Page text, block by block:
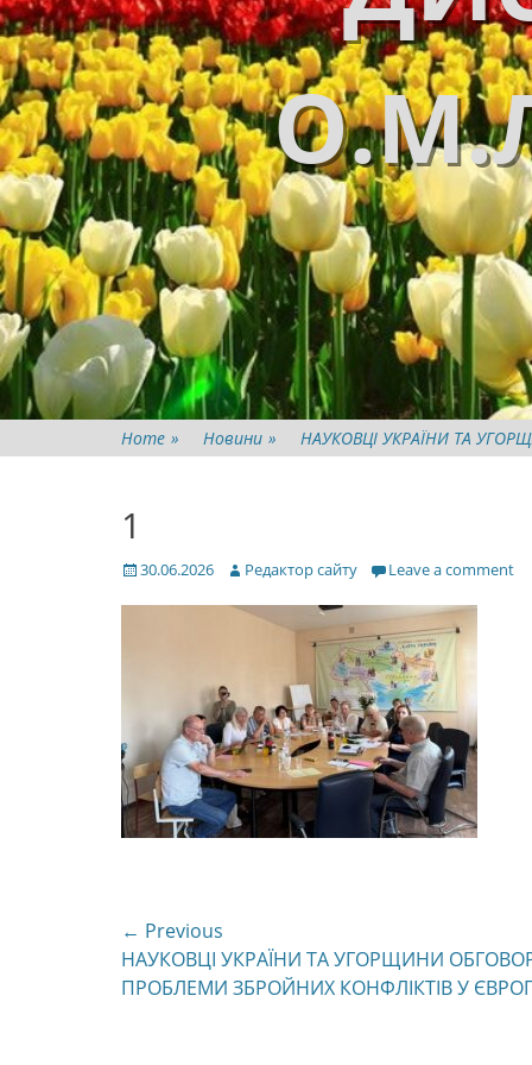
Home » Новини » НАУКОВЦІ УКРАЇНИ ТА
1
Posted
30.06.2026 Author
Редактор сайту Leave a comment
Навігація
записів
← Previous
Previous
post:
НАУКОВЦІ УКРАЇНИ ТА УГОРЩИНИ
ПРОБЛЕМИ ЗБРОЙНИХ КОНФЛІКТІВ У